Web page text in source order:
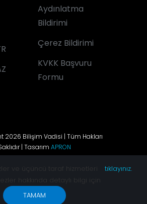
Aydınlatma
Bildirimi
Çerez Bildirimi
KVKK Başvuru
Formu
2026 Bilişim Vadisi | Tüm Hakları
| Tasarım APRON
ve üçüncü taraf hizmetleri
hakkında detaylı bilgi için
tıklayınız.
TAMAM